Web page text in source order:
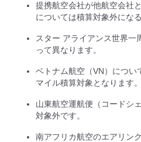
提携航空会社が他航空会社
については積算対象外にな
スター アライアンス世界一
って異なります。
ベトナム航空（VN）につい
マイル積算対象となります。
山東航空運航便（コードシ
対象外です。
南アフリカ航空のエアリン